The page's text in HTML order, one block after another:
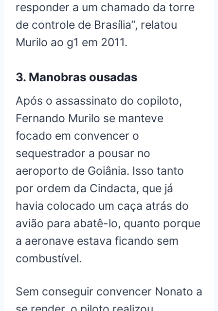
responder a um chamado da torre
de controle de Brasília”, relatou
Murilo ao g1 em 2011.
3. Manobras ousadas
Após o assassinato do copiloto,
Fernando Murilo se manteve
focado em convencer o
sequestrador a pousar no
aeroporto de Goiânia. Isso tanto
por ordem da Cindacta, que já
havia colocado um caça atrás do
avião para abatê-lo, quanto porque
a aeronave estava ficando sem
combustível.
Sem conseguir convencer Nonato a